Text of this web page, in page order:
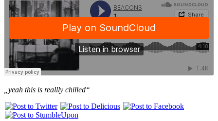
„yeah this is reallly chilled“